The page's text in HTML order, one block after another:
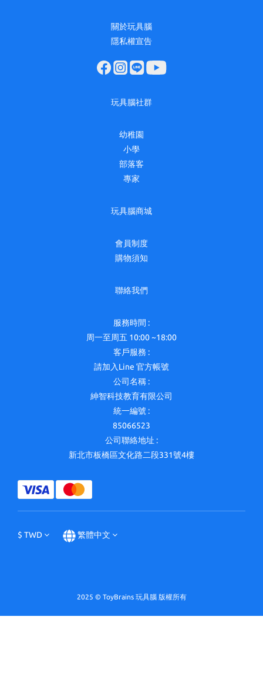
關於玩具腦
隱私權宣告
玩具腦社群
幼稚園
小學
部落客
專家
玩具腦商城
會員制度
購物須知
聯絡我們
服務時間 :
周一至周五 10:00 ~18:00
客戶服務 :
請加入Line 官方帳號
公司名稱 :
紳智科技教育有限公司
統一編號 :
85066523
公司聯絡地址 :
新北市板橋區文化路二段331號4樓
$ TWD 繁體中文
2025 © ToyBrains 玩具腦 版權所有